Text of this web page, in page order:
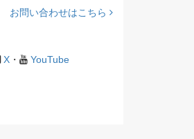
お問い合わせはこちら
X ・ YouTube